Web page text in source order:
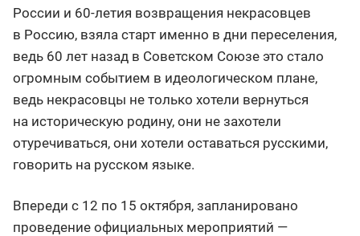
России и 60-летия возвращения некрасовцев
в Россию, взяла старт именно в дни переселения,
ведь 60 лет назад в Советском Союзе это стало
огромным событием в идеологическом плане,
ведь некрасовцы не только хотели вернуться
на историческую родину, они не захотели
отуречиваться, они хотели оставаться русскими,
говорить на русском языке.
Впереди с 12 по 15 октября, запланировано
проведение официальных мероприятий —